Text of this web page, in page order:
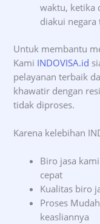
waktu, ketika
diakui negara
Untuk membantu
Kami INDOVISA.id
pelayanan terbaik
khawatir dengan
tidak diproses.
Karena kelebihan
Biro jasa
cepat
Kualitas biro
Proses
keasliannya